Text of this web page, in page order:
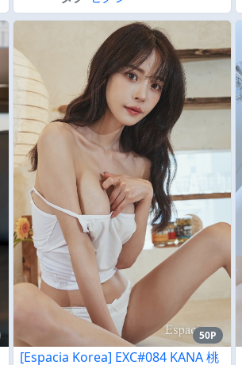
50P
[Espacia Korea] EXC#084 KANA 桃